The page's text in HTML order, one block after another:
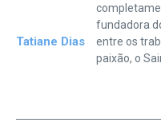
Tatiane Dias
fundadora
entre os
paixão, o